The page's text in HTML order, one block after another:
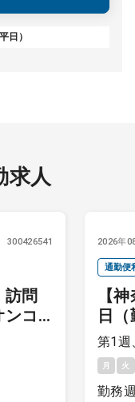
日）
求人
300426541
訪問
コ
曜
ン
2026年
通勤便
【
日
当
第1週
月 火
勤務